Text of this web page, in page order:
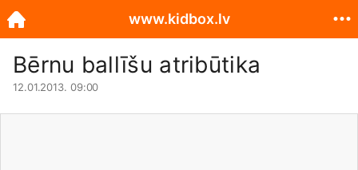
Bērnu ballīšu atribūtika
12.01.2013. 09:00
www.kidbox.lv